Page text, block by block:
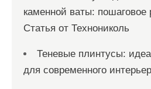
каменной ваты: пошаговое
Статья от Технониколь
Теневые плинтусы:
для современного